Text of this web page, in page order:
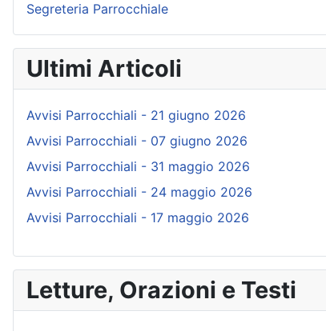
Segreteria Parrocchiale
Ultimi Articoli
Avvisi Parrocchiali - 21 giugno 2026
Avvisi Parrocchiali - 07 giugno 2026
Avvisi Parrocchiali - 31 maggio 2026
Avvisi Parrocchiali - 24 maggio 2026
Avvisi Parrocchiali - 17 maggio 2026
Letture, Orazioni e Testi